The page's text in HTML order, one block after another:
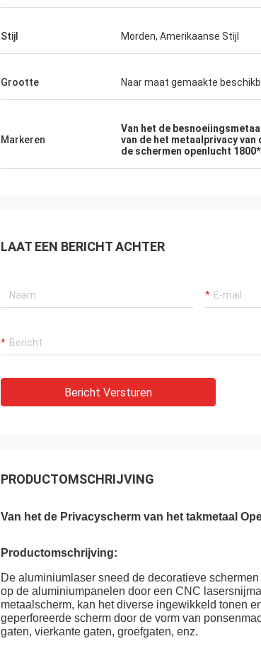
Stijl Morden, Amerikaanse Stijl
Grootte Naar maat gemaakte
Markeren
Van het de
van de het metaalprivacy
de schermen openlucht
LAAT EEN BERICHT ACHTER
Bericht Versturen
PRODUCTOMSCHRIJVING
Van het de Privacyscherm van het takmetaal
Productomschrijving:
De aluminiumlaser sneed de decoratieve
op de aluminiumpanelen door een CNC
metaalscherm, kan het diverse ingewikkeld tonen
geperforeerde scherm door de vorm van
gaten, vierkante gaten, groefgaten, enz.